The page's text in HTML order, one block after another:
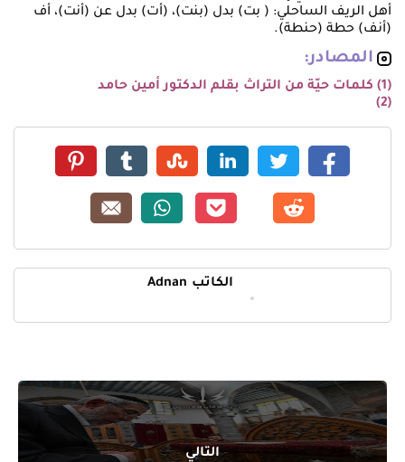
أهل الريف الساحلي: ( بت) بدل (بنت)، (أت) بدل عن (أنت)، أف
(أنف) حطة (حنطة).
المصادر:
(1)
كلمات حيّة من التراث بقلم الدكتور أمين حامد
(2)
الكاتب Adnan
التالي